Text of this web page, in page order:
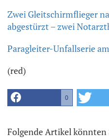
Zwei Gleitschirmflieger
abgestürzt – zwei
Paragleiter-Unfallserie
(red)
0
Folgende Artikel könnten